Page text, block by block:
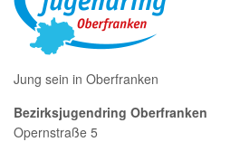
Jung sein in Oberfranken
Bezirksjugendring Oberfranken
Opernstraße 5